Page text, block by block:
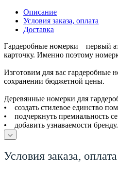
Описание
Условия заказа, оплата
Доставка
Гардеробные номерки – первый
карточку. Именно поэтому
Изготовим для вас гардеробные
сохранении бюджетной цены.
Деревянные номерки для
• создать стилевое единство
• подчеркнуть премиальность
• добавить узнаваемости бренду.
Условия заказа,